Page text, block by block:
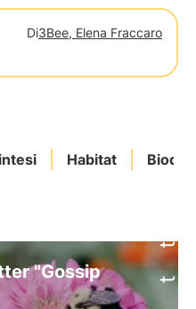
Di3Bee, Elena Fraccaro
Habitat
"Gossip